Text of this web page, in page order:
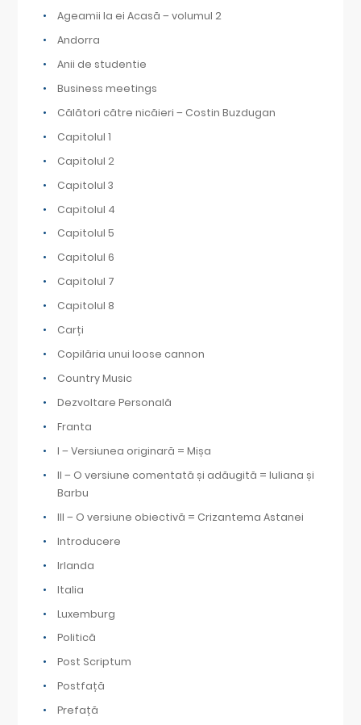
Ageamii la ei Acasă – volumul 2
Andorra
Anii de studentie
Business meetings
Călători către nicăieri – Costin Buzdugan
Capitolul 1
Capitolul 2
Capitolul 3
Capitolul 4
Capitolul 5
Capitolul 6
Capitolul 7
Capitolul 8
Carți
Copilăria unui loose cannon
Country Music
Dezvoltare Personală
Franta
I – Versiunea originară = Mișa
II – O versiune comentată și adăugită = Iuliana și
Barbu
III – O versiune obiectivă = Crizantema Astanei
Introducere
Irlanda
Italia
Luxemburg
Politică
Post Scriptum
Postfață
Prefață